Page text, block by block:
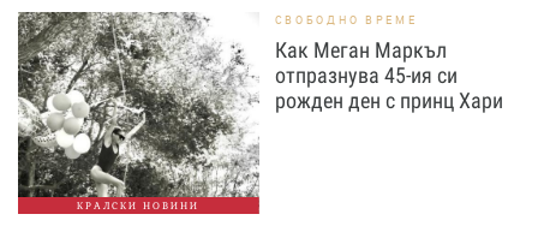
КРАЛСКИ НОВИНИ
СВОБОДНО ВРЕМЕ
Как Меган Маркъл
отпразнува 45-ия си
рожден ден с принц Хари